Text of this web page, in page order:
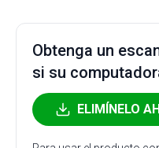
Obtenga un
si su
ELIMÍNELO